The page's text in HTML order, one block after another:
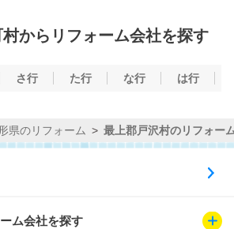
からリフォーム会社を探す
さ行 た行 な行 は行
県のリフォーム 最上郡戸沢村のリフォー
ム会社を探す